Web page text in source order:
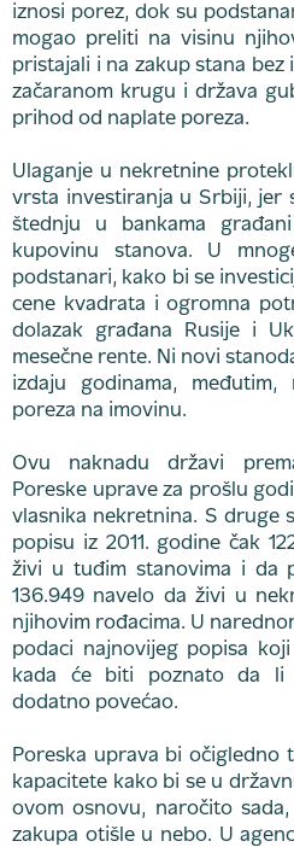
iznosi porez, dok su
mogao preliti na visinu
pristajali i na zakup stana
začaranom krugu i država
prihod od naplate poreza.
Ulaganje u nekretnine
vrsta investiranja u Srbiji, jer
štednju u bankama
kupovinu stanova. U
podstanari, kako bi se
cene kvadrata i ogromna
dolazak građana Rusije i
mesečne rente. Ni novi
izdaju godinama,
poreza na imovinu.
Ovu naknadu državi
Poreske uprave za prošlu
vlasnika nekretnina. S druge
popisu iz 2011. godine čak
živi u tuđim stanovima i da
136.949 navelo da živi u
njihovim rođacima. U
podaci najnovijeg popisa
kada će biti poznato da li
dodatno povećao.
Poreska uprava bi očigledno
kapacitete kako bi se u
ovom osnovu, naročito
zakupa otišle u nebo. U